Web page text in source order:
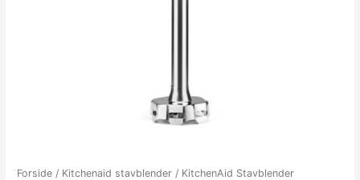
Forside / Kitchenaid stavblender / KitchenAid Stavblender